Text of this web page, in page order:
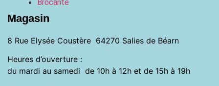
Brocante
Magasin
8 Rue Elysée Coustère 64270 Salies de Béarn
Heures d’ouverture :
du mardi au samedi de 10h à 12h et de 15h à 19h